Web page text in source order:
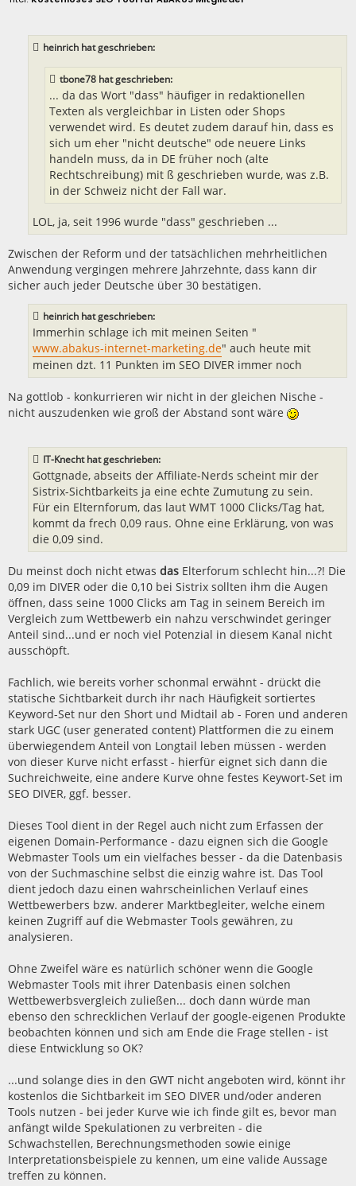
heinrich hat geschrieben:
tbone78 hat geschrieben:
... da das Wort "dass" häufiger in redaktionellen
Texten als vergleichbar in Listen oder Shops
verwendet wird. Es deutet zudem darauf hin, dass es
sich um eher "nicht deutsche" ode neuere Links
handeln muss, da in DE früher noch (alte
Rechtschreibung) mit ß geschrieben wurde, was z.B.
in der Schweiz nicht der Fall war.
LOL, ja, seit 1996 wurde "dass" geschrieben ...
Zwischen der Reform und der tatsächlichen mehrheitlichen
Anwendung vergingen mehrere Jahrzehnte, dass kann dir
sicher auch jeder Deutsche über 30 bestätigen.
heinrich hat geschrieben:
Immerhin schlage ich mit meinen Seiten "
www.abakus-internet-marketing.de" auch heute mit
meinen dzt. 11 Punkten im SEO DIVER immer noch
Na gottlob - konkurrieren wir nicht in der gleichen Nische -
nicht auszudenken wie groß der Abstand sont wäre
IT-Knecht hat geschrieben:
Gottgnade, abseits der Affiliate-Nerds scheint mir der
Sistrix-Sichtbarkeits ja eine echte Zumutung zu sein.
Für ein Elternforum, das laut WMT 1000 Clicks/Tag hat,
kommt da frech 0,09 raus. Ohne eine Erklärung, von was
die 0,09 sind.
Du meinst doch nicht etwas das Elterforum schlecht hin...?! Die
0,09 im DIVER oder die 0,10 bei Sistrix sollten ihm die Augen
öffnen, dass seine 1000 Clicks am Tag in seinem Bereich im
Vergleich zum Wettbewerb ein nahzu verschwindet geringer
Anteil sind...und er noch viel Potenzial in diesem Kanal nicht
ausschöpft.
Fachlich, wie bereits vorher schonmal erwähnt - drückt die
statische Sichtbarkeit durch ihr nach Häufigkeit sortiertes
Keyword-Set nur den Short und Midtail ab - Foren und anderen
stark UGC (user generated content) Plattformen die zu einem
überwiegendem Anteil von Longtail leben müssen - werden
von dieser Kurve nicht erfasst - hierfür eignet sich dann die
Suchreichweite, eine andere Kurve ohne festes Keywort-Set im
SEO DIVER, ggf. besser.
Dieses Tool dient in der Regel auch nicht zum Erfassen der
eigenen Domain-Performance - dazu eignen sich die Google
Webmaster Tools um ein vielfaches besser - da die Datenbasis
von der Suchmaschine selbst die einzig wahre ist. Das Tool
dient jedoch dazu einen wahrscheinlichen Verlauf eines
Wettbewerbers bzw. anderer Marktbegleiter, welche einem
keinen Zugriff auf die Webmaster Tools gewähren, zu
analysieren.
Ohne Zweifel wäre es natürlich schöner wenn die Google
Webmaster Tools mit ihrer Datenbasis einen solchen
Wettbewerbsvergleich zuließen... doch dann würde man
ebenso den schrecklichen Verlauf der google-eigenen Produkte
beobachten können und sich am Ende die Frage stellen - ist
diese Entwicklung so OK?
...und solange dies in den GWT nicht angeboten wird, könnt ihr
kostenlos die Sichtbarkeit im SEO DIVER und/oder anderen
Tools nutzen - bei jeder Kurve wie ich finde gilt es, bevor man
anfängt wilde Spekulationen zu verbreiten - die
Schwachstellen, Berechnungsmethoden sowie einige
Interpretationsbeispiele zu kennen, um eine valide Aussage
treffen zu können.